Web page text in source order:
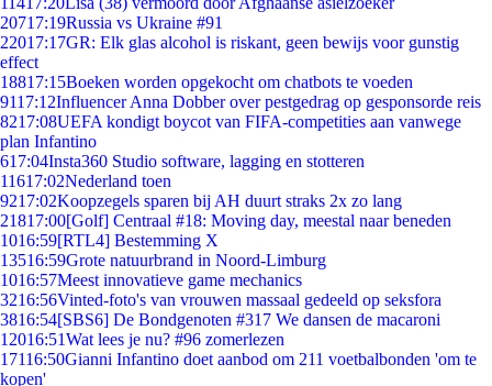
20717:19Russia vs Ukraine #91
22017:17GR: Elk glas alcohol is riskant, geen bewijs voor gunstig
effect
18817:15Boeken worden opgekocht om chatbots te voeden
9117:12Influencer Anna Dobber over pestgedrag op gesponsorde reis
8217:08UEFA kondigt boycot van FIFA-competities aan vanwege
plan Infantino
617:04Insta360 Studio software, lagging en stotteren
11617:02Nederland toen
9217:02Koopzegels sparen bij AH duurt straks 2x zo lang
21817:00[Golf] Centraal #18: Moving day, meestal naar beneden
1016:59[RTL4] Bestemming X
13516:59Grote natuurbrand in Noord-Limburg
1016:57Meest innovatieve game mechanics
3216:56Vinted-foto's van vrouwen massaal gedeeld op seksfora
3816:54[SBS6] De Bondgenoten #317 We dansen de macaroni
12016:51Wat lees je nu? #96 zomerlezen
17116:50Gianni Infantino doet aanbod om 211 voetbalbonden 'om te
kopen'